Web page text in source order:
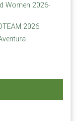
Women 2026-
2026